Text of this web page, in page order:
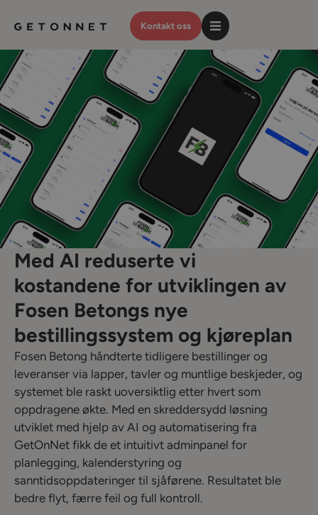
Kontakt oss
Med AI reduserte vi
kostandene for utviklingen av
Fosen Betongs nye
bestillingssystem og kjøreplan
Fosen Betong håndterte tidligere bestillinger og
leveranser via lapper, tavler og muntlige beskjeder, og
systemet ble raskt uoversiktlig etter hvert som
oppdragene økte. Med en skreddersydd løsning
utviklet med hjelp av AI og automatisering fra
GetOnNet fikk de et intuitivt adminpanel for
planlegging, kalenderstyring og
sanntidsoppdateringer til sjåførene. Resultatet ble
bedre flyt, færre feil og full kontroll.